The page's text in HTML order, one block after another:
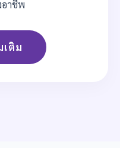
อาชีพ
เติม